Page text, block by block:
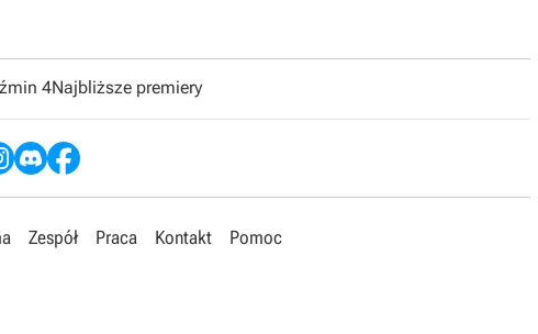
4Najbliższe premiery
Zespół Praca Kontakt Pomoc